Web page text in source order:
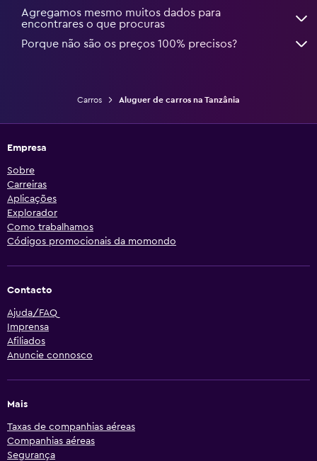
Agregamos mesmo muitos dados para
encontrares o que procuras
Porque não são os preços 100% precisos?
Carros Aluguer de carros na Tanzânia
Empresa
Sobre
Carreiras
Aplicações
Explorador
Como trabalhamos
Códigos promocionais da momondo
Contacto
Ajuda/FAQ
Imprensa
Afiliados
Anuncie connosco
Mais
Taxas de companhias aéreas
Companhias aéreas
Segurança